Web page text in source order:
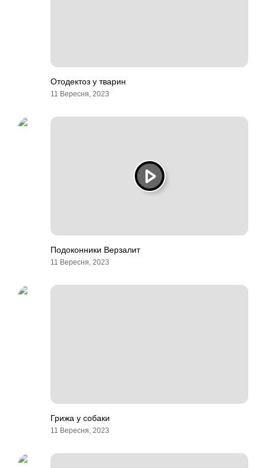
Отодектоз у тварин
11 Вересня, 2023
Подоконники Верзалит
11 Вересня, 2023
Грижа у собаки
11 Вересня, 2023